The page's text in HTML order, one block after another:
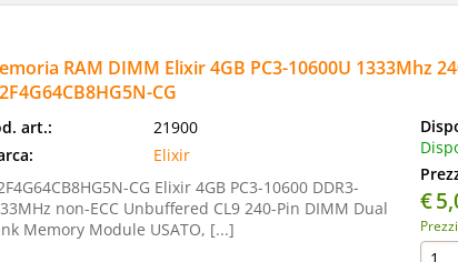
RAM DIMM Elixir 4GB PC3-10600U 1333Mhz
CG
art.:
21900
Elixir
CG Elixir 4GB PC3-10600 DDR3-
non-ECC Unbuffered CL9 240-Pin DIMM Dual
Memory Module USATO, [...]
€